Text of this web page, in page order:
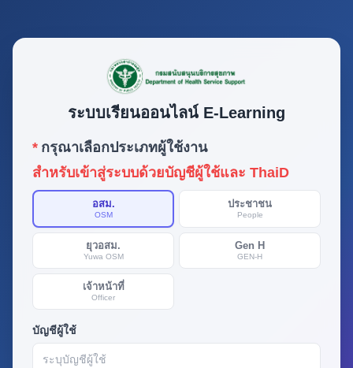
ระบบเรียนออนไลน์ E-Learning
* กรุณาเลือกประเภทผู้ใช้งาน
สำหรับเข้าสู่ระบบด้วยบัญชีผู้ใช้และ ThaiD
อสม.
OSM
ประชาชน
People
ยุวอสม.
Yuwa OSM
Gen H
GEN-H
เจ้าหน้าที่
Officer
บัญชีผู้ใช้